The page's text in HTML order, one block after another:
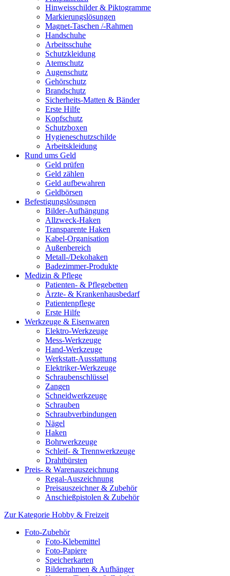
Hinweisschilder & Piktogramme
Markierungslösungen
Magnet-Taschen /-Rahmen
Handschuhe
Arbeitsschuhe
Schutzkleidung
Atemschutz
Augenschutz
Gehörschutz
Brandschutz
Sicherheits-Matten & Bänder
Erste Hilfe
Kopfschutz
Schutzboxen
Hygieneschutzschilde
Arbeitskleidung
Rund ums Geld
Geld prüfen
Geld zählen
Geld aufbewahren
Geldbörsen
Befestigungslösungen
Bilder-Aufhängung
Allzweck-Haken
Transparente Haken
Kabel-Organisation
Außenbereich
Metall-/Dekohaken
Badezimmer-Produkte
Medizin & Pflege
Patienten- & Pflegebetten
Ärzte- & Krankenhausbedarf
Patientenpflege
Erste Hilfe
Werkzeuge & Eisenwaren
Elektro-Werkzeuge
Mess-Werkzeuge
Hand-Werkzeuge
Werkstatt-Ausstattung
Elektriker-Werkzeuge
Schraubenschlüssel
Zangen
Schneidwerkzeuge
Schrauben
Schraubverbindungen
Nägel
Haken
Bohrwerkzeuge
Schleif- & Trennwerkzeuge
Drahtbürsten
Preis- & Warenauszeichnung
Regal-Auszeichnung
Preisauszeichner & Zubehör
Anschießpistolen & Zubehör
Zur Kategorie Hobby & Freizeit
Foto-Zubehör
Foto-Klebemittel
Foto-Papiere
Speicherkarten
Bilderrahmen & Aufhänger